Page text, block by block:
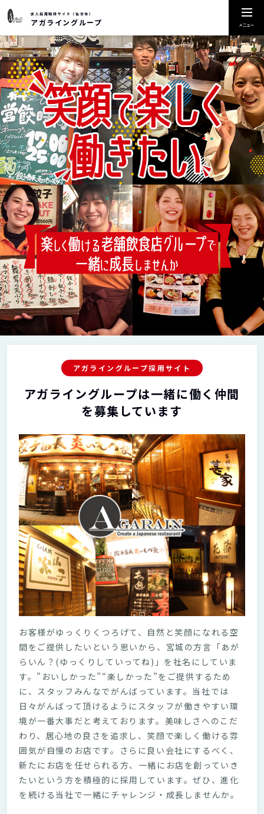
求人採用特設サイト（仙台市）
アガライングループ メニュー
アガライングループ採用サイト
アガライングループは一緒に働く仲間
を募集しています
お客様がゆっくりくつろげて、自然と笑顔になれる空
間をご提供したいという思いから、宮城の方言「あが
らいん？(ゆっくりしていってね)」を社名にしていま
す。”おいしかった”“楽しかった”をご提供するため
に、スタッフみんなでがんばっています。当社では
日々がんばって頂けるようにスタッフが働きやすい環
境が一番大事だと考えております。美味しさへのこだ
わり、居心地の良さを追求し、笑顔で楽しく働ける雰
囲気が自慢のお店です。さらに良い会社にするべく、
新たにお店を任せられる方、一緒にお店を創っていき
たいという方を積極的に採用しています。ぜひ、進化
を続ける当社で一緒にチャレンジ・成長しませんか。